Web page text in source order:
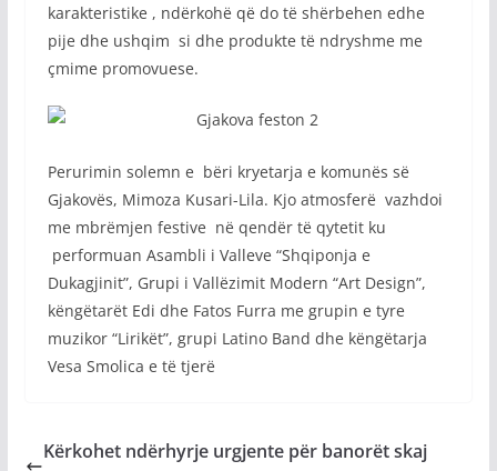
karakteristike , ndërkohë që do të shërbehen edhe
pije dhe ushqim si dhe produkte të ndryshme me
çmime promovuese.
Perurimin solemn e bëri kryetarja e komunës së
Gjakovës, Mimoza Kusari-Lila. Kjo atmosferë vazhdoi
me mbrëmjen festive në qendër të qytetit ku
performuan Asambli i Valleve “Shqiponja e
Dukagjinit”, Grupi i Vallëzimit Modern “Art Design”,
këngëtarët Edi dhe Fatos Furra me grupin e tyre
muzikor “Lirikët”, grupi Latino Band dhe këngëtarja
Vesa Smolica e të tjerë
Kërkohet ndërhyrje urgjente për banorët skaj